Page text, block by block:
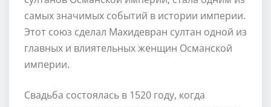
самых значимых событий в истории империи.
Этот союз сделал Махидевран султан одной из
главных и влиятельных женщин Османской
империи.
Свадьба состоялась в 1520 году, когда